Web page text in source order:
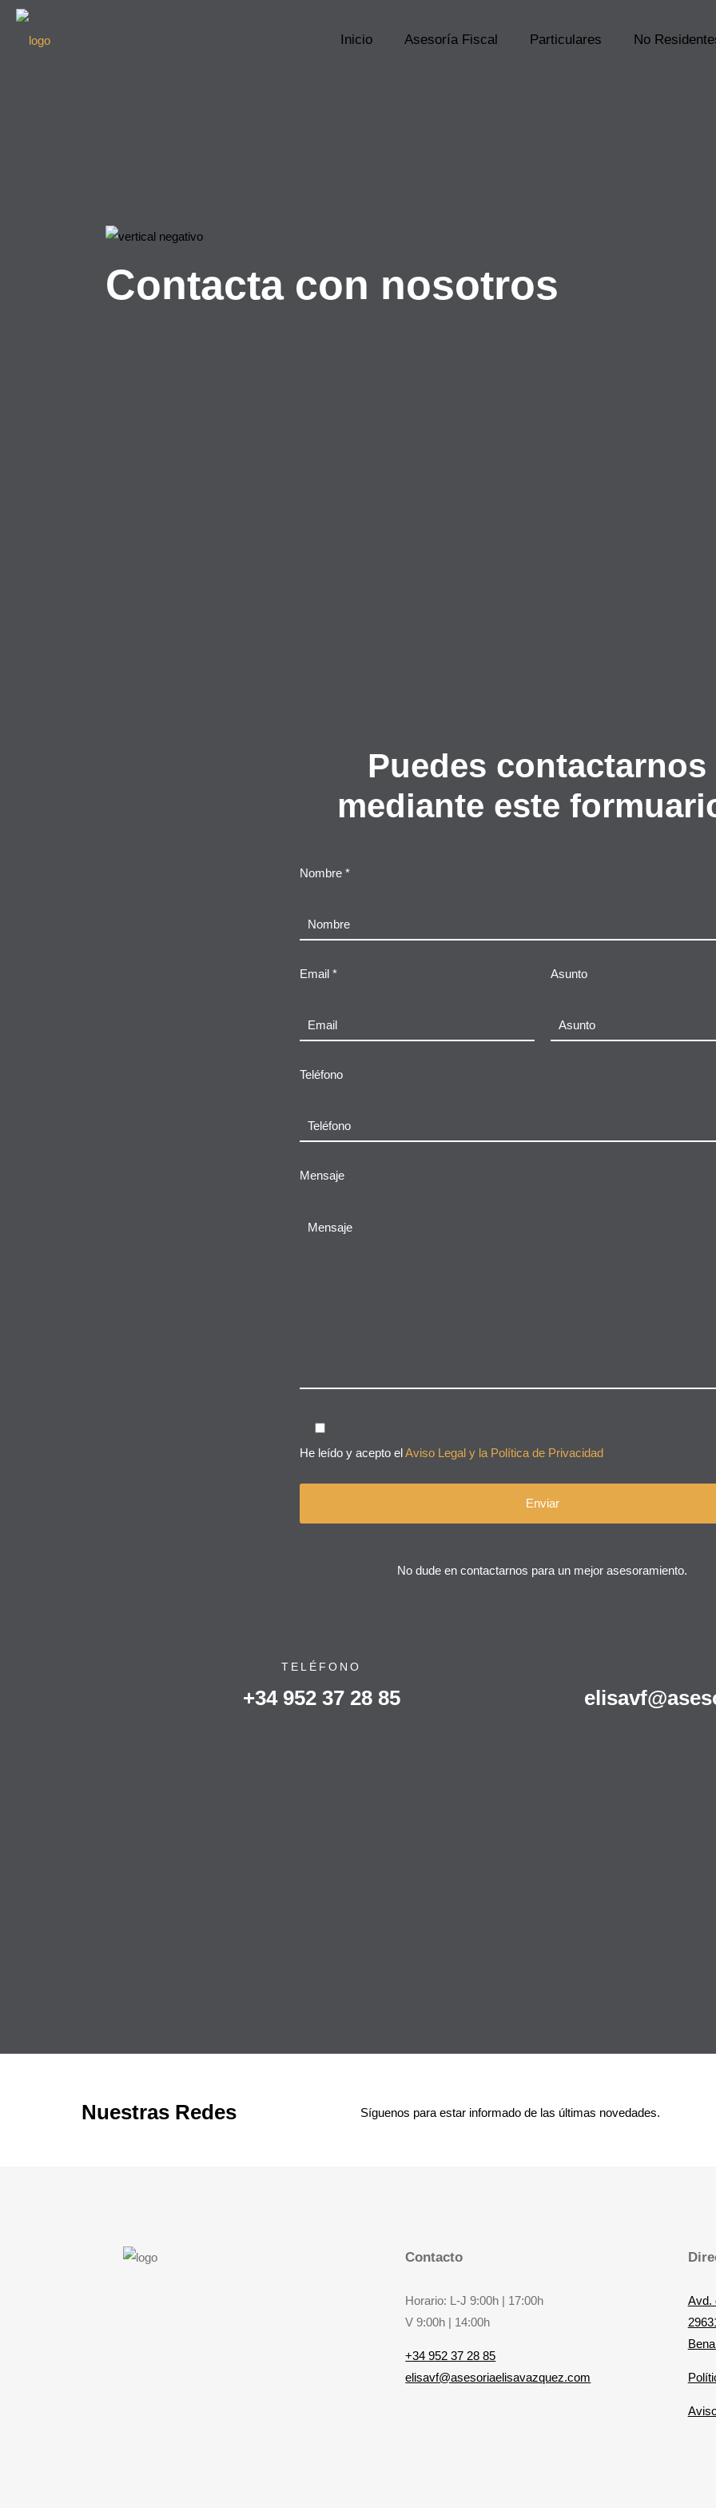
Inicio Asesoría Fiscal Particulares No
Contacta con nosotros
Puedes contactarnos
mediante este
Nombre *
Email * Asunto
Teléfono
Mensaje
He leído y acepto elAviso Legal y la Política de Privacidad
No dude en contactarnos para un mejor asesoramiento.
TELÉFONO
+34 952 37 28 85
Nuestras Redes Síguenos para estar informado de las últimas novedades.
Contacto
Horario: L-J 9:00h | 17:00h
V 9:00h | 14:00h
+34 952 37 28 85
elisavf@asesoriaelisavazquez.com
Avd.